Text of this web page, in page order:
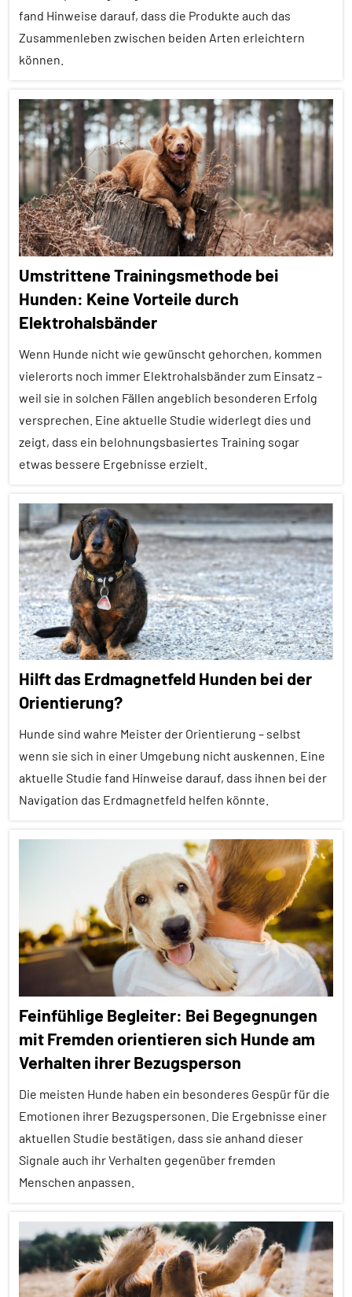
und
Kognition
Säugetiere
Tierhaltung
Wirbeltiere
fand Hinweise darauf, dass die Produkte auch das
Zusammenleben zwischen beiden Arten erleichtern
können.
Affiliation
Aggression
Alle
Artikel
Alle
Themen
Tiergruppen
aktuell
Haustiere
Pheromone
Säugetiere
Beziehungen
Soziale
Organisation
Sozialverhalten
Tierhaltung
Wirbeltiere
Umstrittene Trainingsmethode bei
Hunden: Keine Vorteile durch
Elektrohalsbänder
Wenn Hunde nicht wie gewünscht gehorchen, kommen
vielerorts noch immer Elektrohalsbänder zum Einsatz –
weil sie in solchen Fällen angeblich besonderen Erfolg
versprechen. Eine aktuelle Studie widerlegt dies und
zeigt, dass ein belohnungsbasiertes Training sogar
etwas bessere Ergebnisse erzielt.
Alle
Artikel
Alle
Themen
Alle
Tiergruppen
Forschung
aktuell
Haustiere
Inter-
Spezies
Lernen
und
Säugetiere
Tierhaltung
Hilft das Erdmagnetfeld Hunden bei der
Orientierung?
Hunde sind wahre Meister der Orientierung – selbst
wenn sie sich in einer Umgebung nicht auskennen. Eine
aktuelle Studie fand Hinweise darauf, dass ihnen bei der
Navigation das Erdmagnetfeld helfen könnte.
Alle
Tiergruppen
aktuell
Haustiere
Lernen
und
Kognition
Orientierung
Säugetiere
Wirbeltiere
Feinfühlige Begleiter: Bei Begegnungen
mit Fremden orientieren sich Hunde am
Verhalten ihrer Bezugsperson
Die meisten Hunde haben ein besonderes Gespür für die
Emotionen ihrer Bezugspersonen. Die Ergebnisse einer
aktuellen Studie bestätigen, dass sie anhand dieser
Signale auch ihr Verhalten gegenüber fremden
Menschen anpassen.
Affiliation
Aggression
Alle